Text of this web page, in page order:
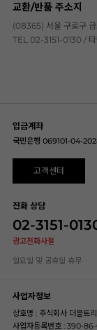
교환/반품 주소지
(08365) 서울 구로구 금
TEL 02-3151-0130 / 타
입금계좌
국민은행 069101-04-
고객센터
전화 상담
02-3151-
광고전화사절
일요일 및 공휴일 휴무
사업자정보
상호명 : 주식회사 더블트리
사업자등록번호 : 390-